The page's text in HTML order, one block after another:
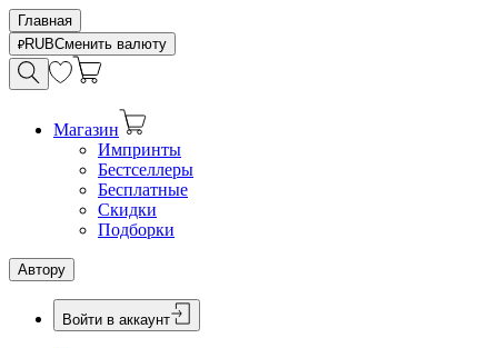
Главная
RUBСменить валюту
Магазин
Импринты
Бестселлеры
Бесплатные
Скидки
Подборки
Автору
Войти в аккаунт